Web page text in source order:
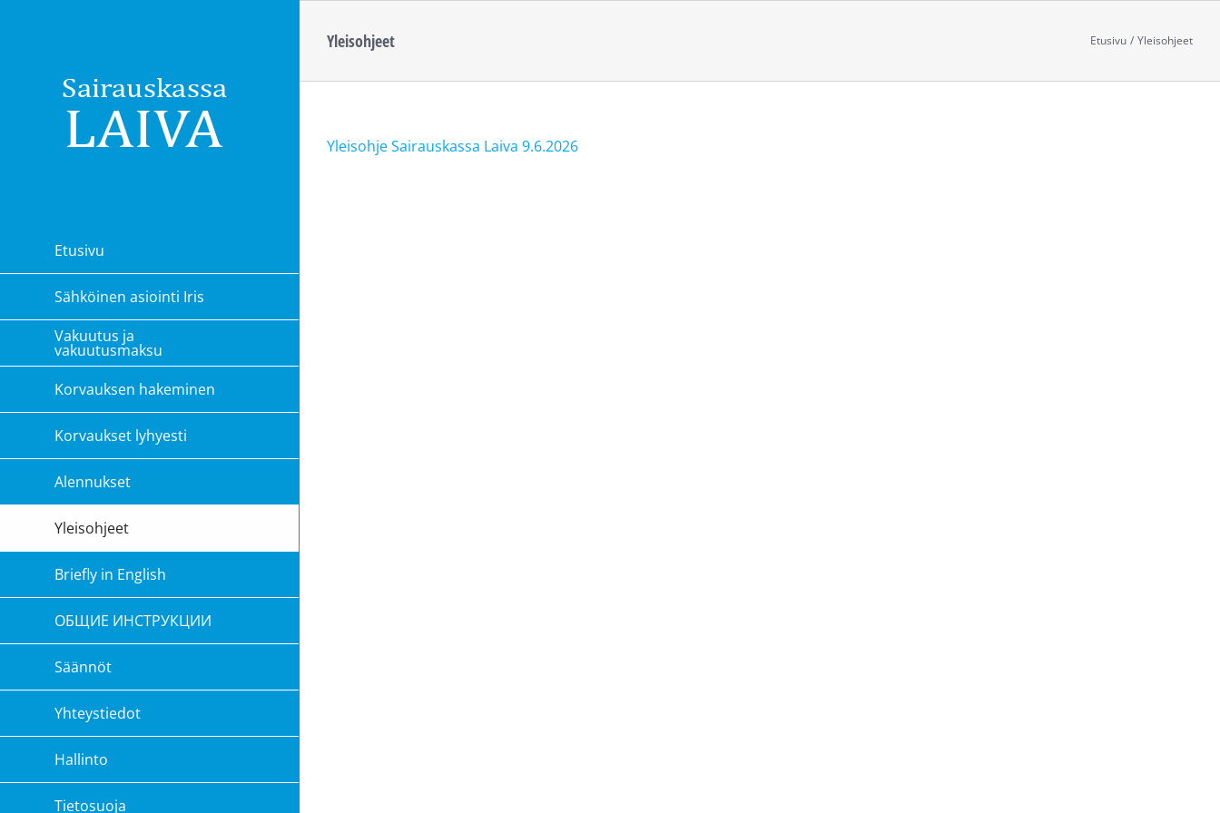
Etusivu
Sähköinen asiointi Iris
Vakuutus ja
vakuutusmaksu
Korvauksen hakeminen
Korvaukset lyhyesti
Alennukset
Yleisohjeet
Briefly in English
ОБЩИЕ ИНСТРУКЦИИ
Säännöt
Yhteystiedot
Hallinto
Tietosuoja
Yleisohjeet Etusivu Yleisohjeet
Yleisohje Sairauskassa Laiva 9.6.2026